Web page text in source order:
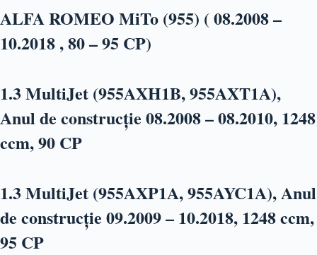
ALFA ROMEO MiTo (955) ( 08.2008 –
10.2018 , 80 – 95 CP)
1.3 MultiJet (955AXH1B, 955AXT1A),
Anul de construcție 08.2008 – 08.2010, 1248
ccm, 90 CP
1.3 MultiJet (955AXP1A, 955AYC1A), Anul
de construcție 09.2009 – 10.2018, 1248 ccm,
95 CP